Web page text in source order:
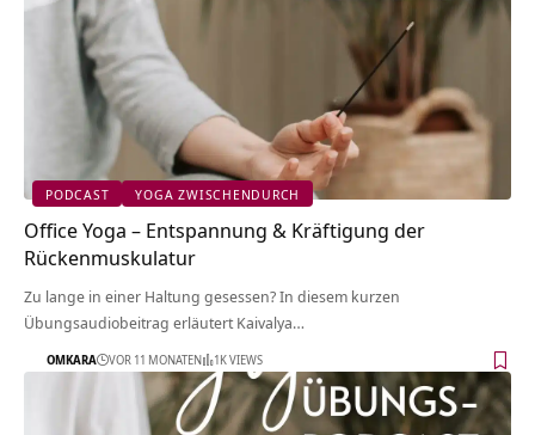
PODCAST YOGA ZWISCHENDURCH
Office Yoga – Entspannung & Kräftigung der
Rückenmuskulatur
Zu lange in einer Haltung gesessen? In diesem kurzen
Übungsaudiobeitrag erläutert Kaivalya…
OMKARA VOR 11 MONATEN 1K VIEWS